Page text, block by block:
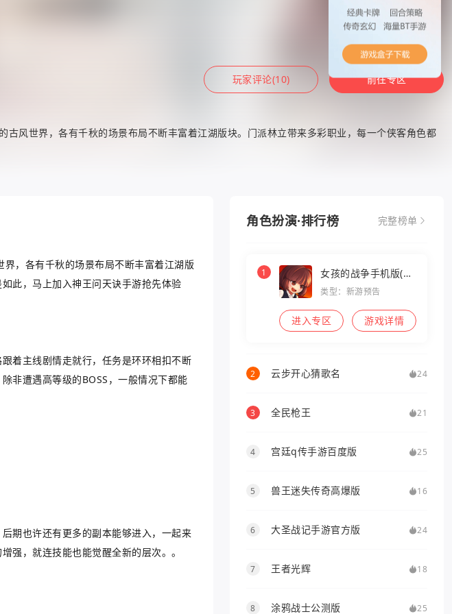
玩家评论(10) 前往专区
风世界，各有千秋的场景布局不断丰富着江湖版块。门派林立带来多彩职业，每一个侠客角色都
，各有千秋的场景布局不断丰富着江湖版
此，马上加入神王问天诀手游抢先体验
着主线剧情走就行，任务是环环相扣不断
非遭遇高等级的BOSS，一般情况下都能
期也许还有更多的副本能够进入，一起来
强，就连技能也能觉醒全新的层次。。
角色扮演·排行榜 完整榜单
1
女孩的战争手机版(暂
未上线)
类型：新游预告
进入专区 游戏详情
2 云步开心猜歌名 24
3 全民枪王 21
4 宫廷q传手游百度版 25
5 兽王迷失传奇高爆版 16
6 大圣战记手游官方版 24
7 王者光辉 18
8 涂鸦战士公测版 25